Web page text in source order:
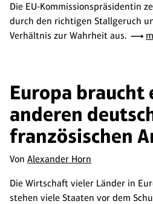
Die EU-Kommissionspräsidentin
durch den richtigen Stallgeruch
Verhältnis zur Wahrheit aus.
Europa braucht
anderen
französischen
Von Alexander Horn
Die Wirtschaft vieler Länder in
stehen viele Staaten vor dem